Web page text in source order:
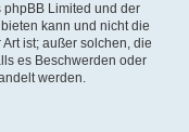
phpBB Limited und der
kann und nicht die
ist; außer solchen, die
es Beschwerden oder
werden.